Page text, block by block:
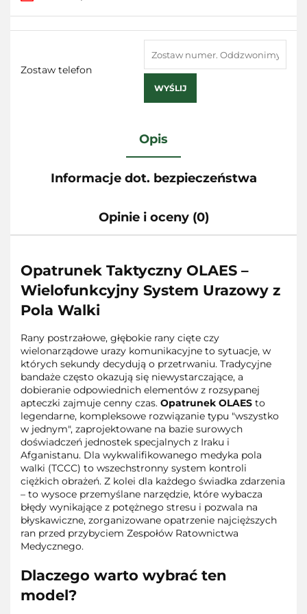
Zostaw telefon
WYŚLIJ
Opis
Informacje dot. bezpieczeństwa
Opinie i oceny (0)
Opatrunek Taktyczny OLAES –
Wielofunkcyjny System Urazowy z
Pola Walki
Rany postrzałowe, głębokie rany cięte czy
wielonarządowe urazy komunikacyjne to sytuacje, w
których sekundy decydują o przetrwaniu. Tradycyjne
bandaże często okazują się niewystarczające, a
dobieranie odpowiednich elementów z rozsypanej
apteczki zajmuje cenny czas. Opatrunek OLAES to
legendarne, kompleksowe rozwiązanie typu "wszystko
w jednym", zaprojektowane na bazie surowych
doświadczeń jednostek specjalnych z Iraku i
Afganistanu. Dla wykwalifikowanego medyka pola
walki (TCCC) to wszechstronny system kontroli
ciężkich obrażeń. Z kolei dla każdego świadka zdarzenia
– to wysoce przemyślane narzędzie, które wybacza
błędy wynikające z potężnego stresu i pozwala na
błyskawiczne, zorganizowane opatrzenie najcięższych
ran przed przybyciem Zespołów Ratownictwa
Medycznego.
Dlaczego warto wybrać ten
model?